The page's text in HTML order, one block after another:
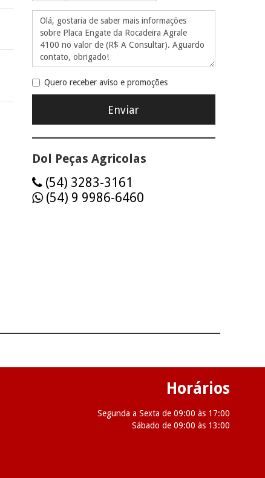
Quero receber aviso e promoções
Dol Peças Agricolas
(54) 3283-3161
(54) 9 9986-6460
Horários
Segunda a Sexta de 09:00 às 17:00
Sábado de 09:00 às 13:00